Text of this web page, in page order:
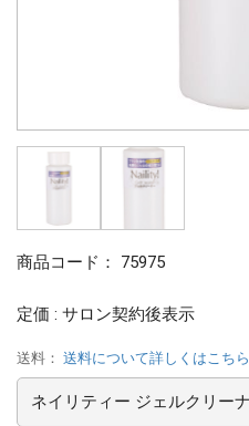
商品コード： 75975
定価 : サロン契約後表示
送料： 送料について詳しくはこちら